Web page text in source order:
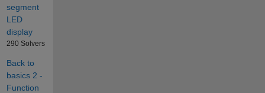
segment
LED
display
290 Solvers
Back to
basics 2 -
Function